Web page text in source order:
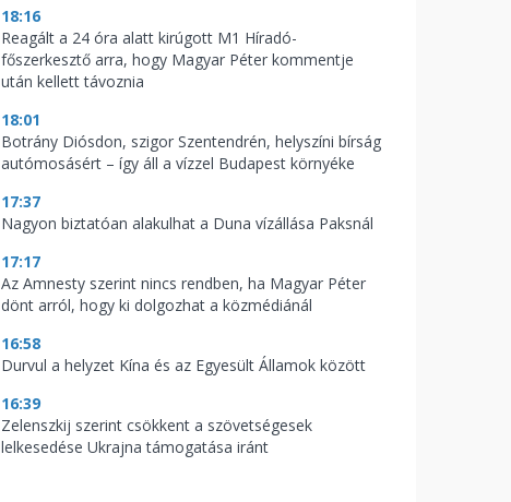
18:16
Reagált a 24 óra alatt kirúgott M1 Híradó-
főszerkesztő arra, hogy Magyar Péter kommentje
után kellett távoznia
18:01
Botrány Diósdon, szigor Szentendrén, helyszíni bírság
autómosásért – így áll a vízzel Budapest környéke
17:37
Nagyon biztatóan alakulhat a Duna vízállása Paksnál
17:17
Az Amnesty szerint nincs rendben, ha Magyar Péter
dönt arról, hogy ki dolgozhat a közmédiánál
16:58
Durvul a helyzet Kína és az Egyesült Államok között
16:39
Zelenszkij szerint csökkent a szövetségesek
lelkesedése Ukrajna támogatása iránt